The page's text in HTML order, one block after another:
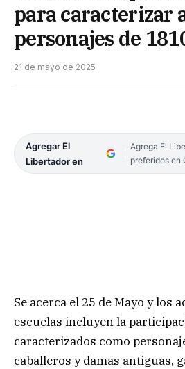
para caracterizar
personajes de
21 de mayo de 2025
Agregar El
Libertador en
Agrega El
preferidos en
Se acerca el 25 de Mayo y los
escuelas incluyen la
caracterizados como
caballeros y damas antiguas,